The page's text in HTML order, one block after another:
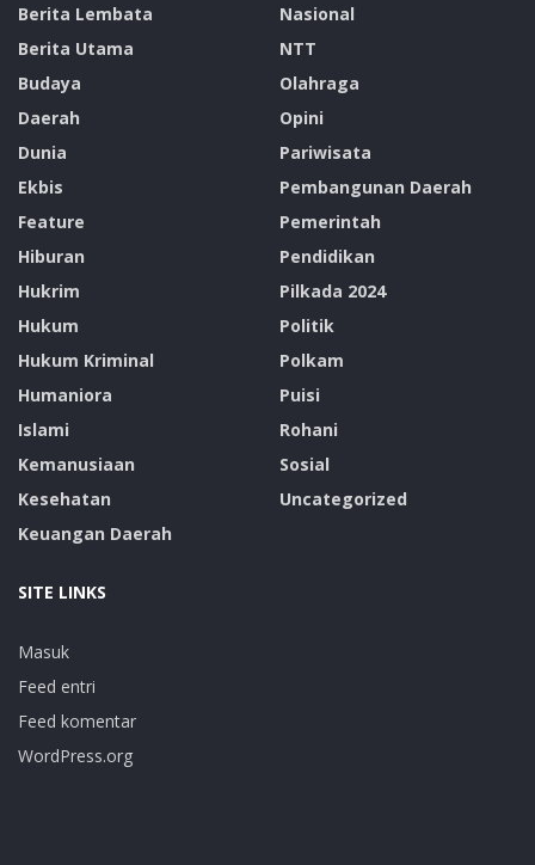
Berita Lembata
Berita Utama
Budaya
Daerah
Dunia
Ekbis
Feature
Hiburan
Hukrim
Hukum
Hukum Kriminal
Humaniora
Islami
Kemanusiaan
Kesehatan
Keuangan Daerah
Nasional
NTT
Olahraga
Opini
Pariwisata
Pembangunan Daerah
Pemerintah
Pendidikan
Pilkada 2024
Politik
Polkam
Puisi
Rohani
Sosial
Uncategorized
SITE LINKS
Masuk
Feed entri
Feed komentar
WordPress.org